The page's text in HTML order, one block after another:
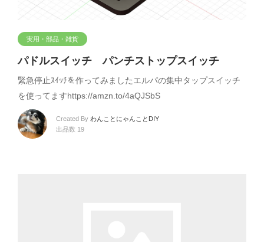
実用・部品・雑貨
パドルスイッチ パンチストップスイッチ
緊急停止ｽｲｯﾁを作ってみましたエルパの集中タップスイッチ
を使ってますhttps://amzn.to/4aQJSbS
Created By わんことにゃんことDIY
出品数 19